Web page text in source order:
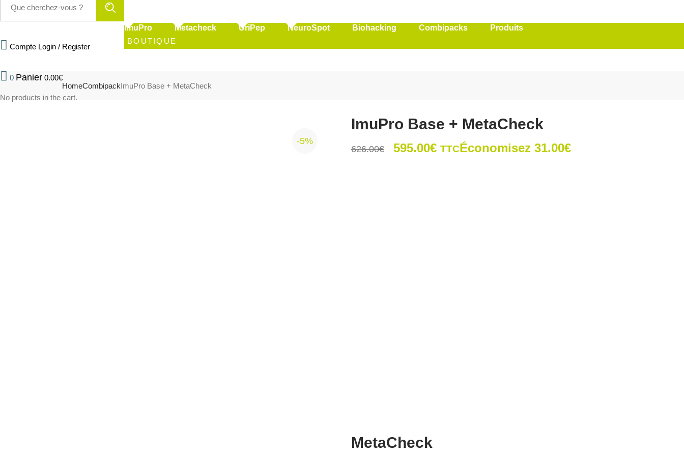
Compte Login / Register
0 0.00€
No products in the cart.
ImuPro Metacheck UriPep NeuroSpot Biohacking Combipacks
Produits
BOUTIQUE
HomeCombipackImuPro Base + MetaCheck
-5%
ImuPro Base + MetaCheck
626.00€
Le
595.00€Le
TTCÉconomisez31.00€
MetaCheck